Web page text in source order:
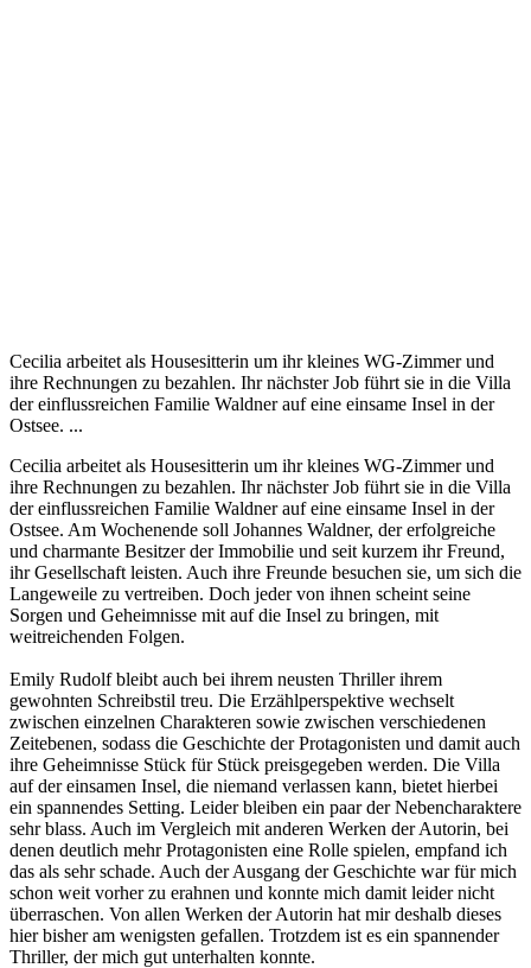
Cecilia arbeitet als Housesitterin um ihr kleines WG-Zimmer und
ihre Rechnungen zu bezahlen. Ihr nächster Job führt sie in die Villa
der einflussreichen Familie Waldner auf eine einsame Insel in der
Ostsee. ...
Cecilia arbeitet als Housesitterin um ihr kleines WG-Zimmer und
ihre Rechnungen zu bezahlen. Ihr nächster Job führt sie in die Villa
der einflussreichen Familie Waldner auf eine einsame Insel in der
Ostsee. Am Wochenende soll Johannes Waldner, der erfolgreiche
und charmante Besitzer der Immobilie und seit kurzem ihr Freund,
ihr Gesellschaft leisten. Auch ihre Freunde besuchen sie, um sich die
Langeweile zu vertreiben. Doch jeder von ihnen scheint seine
Sorgen und Geheimnisse mit auf die Insel zu bringen, mit
weitreichenden Folgen.
Emily Rudolf bleibt auch bei ihrem neusten Thriller ihrem
gewohnten Schreibstil treu. Die Erzählperspektive wechselt
zwischen einzelnen Charakteren sowie zwischen verschiedenen
Zeitebenen, sodass die Geschichte der Protagonisten und damit auch
ihre Geheimnisse Stück für Stück preisgegeben werden. Die Villa
auf der einsamen Insel, die niemand verlassen kann, bietet hierbei
ein spannendes Setting. Leider bleiben ein paar der Nebencharaktere
sehr blass. Auch im Vergleich mit anderen Werken der Autorin, bei
denen deutlich mehr Protagonisten eine Rolle spielen, empfand ich
das als sehr schade. Auch der Ausgang der Geschichte war für mich
schon weit vorher zu erahnen und konnte mich damit leider nicht
überraschen. Von allen Werken der Autorin hat mir deshalb dieses
hier bisher am wenigsten gefallen. Trotzdem ist es ein spannender
Thriller, der mich gut unterhalten konnte.